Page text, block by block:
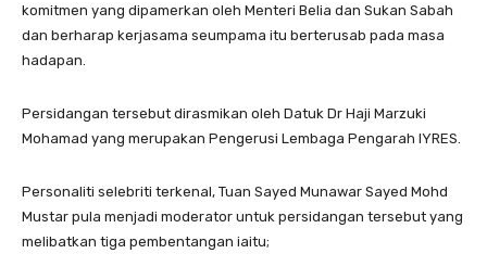
komitmen yang dipamerkan oleh Menteri Belia dan Sukan Sabah
dan berharap kerjasama seumpama itu berterusab pada masa
hadapan.
Persidangan tersebut dirasmikan oleh Datuk Dr Haji Marzuki
Mohamad yang merupakan Pengerusi Lembaga Pengarah IYRES.
Personaliti selebriti terkenal, Tuan Sayed Munawar Sayed Mohd
Mustar pula menjadi moderator untuk persidangan tersebut yang
melibatkan tiga pembentangan iaitu;